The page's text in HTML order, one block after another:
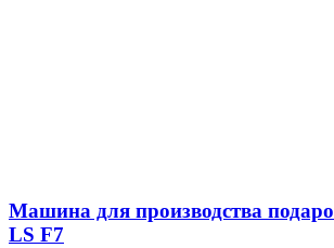
Машина для производства
LS F7